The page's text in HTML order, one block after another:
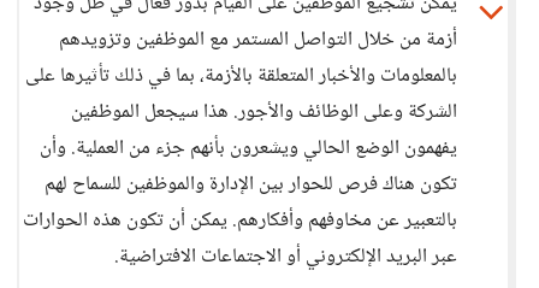
أزمة من خلال التواصل المستمر مع الموظفين وتزويدهم
بالمعلومات والأخبار المتعلقة بالأزمة، بما في ذلك تأثيرها على
الشركة وعلى الوظائف والأجور. هذا سيجعل الموظفين
يفهمون الوضع الحالي ويشعرون بأنهم جزء من العملية. وأن
تكون هناك فرص للحوار بين الإدارة والموظفين للسماح لهم
بالتعبير عن مخاوفهم وأفكارهم. يمكن أن تكون هذه الحوارات
عبر البريد الإلكتروني أو الاجتماعات الافتراضية.